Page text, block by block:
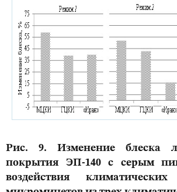
Рис. 9. Изменение блеска
покрытия ЭП-140 с серым
воздействия